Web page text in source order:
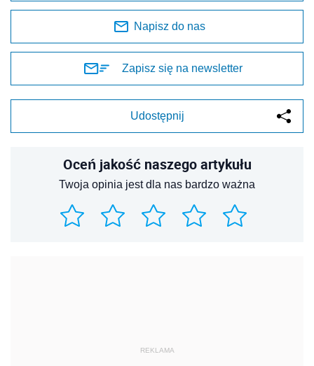
Napisz do nas
Zapisz się na newsletter
Udostępnij
Oceń jakość naszego artykułu
Twoja opinia jest dla nas bardzo ważna
REKLAMA